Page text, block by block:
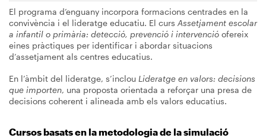
El programa d’enguany incorpora formacions centrades en la
convivència i el lideratge educatiu. El curs Assetjament escolar
a infantil o primària: detecció, prevenció i intervenció ofereix
eines pràctiques per identificar i abordar situacions
d’assetjament als centres educatius.
En l’àmbit del lideratge, s’inclou Lideratge en valors: decisions
que importen, una proposta orientada a reforçar una presa de
decisions coherent i alineada amb els valors educatius.
Cursos basats en la metodologia de la simulació